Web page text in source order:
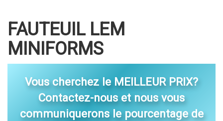
FAUTEUIL LEM
MINIFORMS
Vous cherchez le MEILLEUR PRIX?
Contactez-nous et nous vous
communiquerons le pourcentage de